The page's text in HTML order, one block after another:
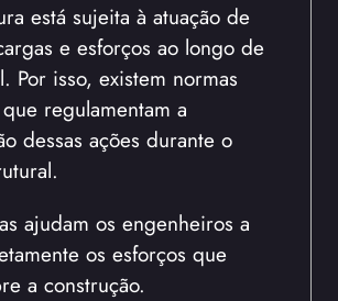
está sujeita à atuação de
e esforços ao longo de
Por isso, existem normas
regulamentam a
dessas ações durante o
ajudam os engenheiros a
os esforços que
a construção.